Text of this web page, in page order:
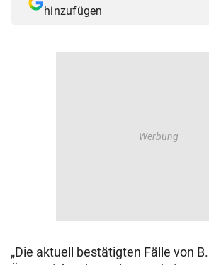
hinzufügen
„Die aktuell bestätigten Fälle von